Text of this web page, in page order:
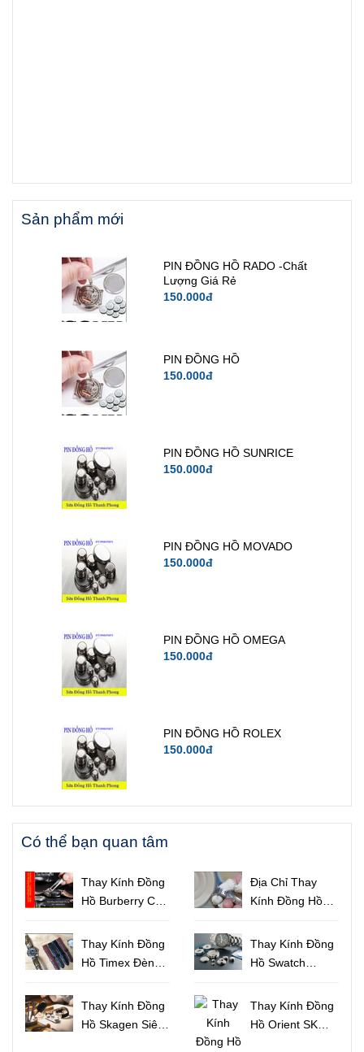
Sản phẩm mới
PIN ĐỒNG HỒ RADO -Chất
Lượng Giá Rẻ
150.000đ
PIN ĐỒNG HỒ
150.000đ
PIN ĐỒNG HỒ SUNRICE
150.000đ
PIN ĐỒNG HỒ MOVADO
150.000đ
PIN ĐỒNG HỒ OMEGA
150.000đ
PIN ĐỒNG HỒ ROLEX
150.000đ
Có thể bạn quan tâm
Thay Kính Đồng
Hồ Burberry Cao
Sọc Độc Đáo
Địa Chỉ Thay
Kính Đồng Hồ
Lượng Tại
TPHCM
Thay Kính Đồng
Hồ Timex Đèn
Lấy Liền
Thay Kính Đồng
Hồ Swatch
Liền TPHCM
Thay Kính Đồng
Hồ Skagen Siêu
Thay Kính Đồng
Hồ Orient SK